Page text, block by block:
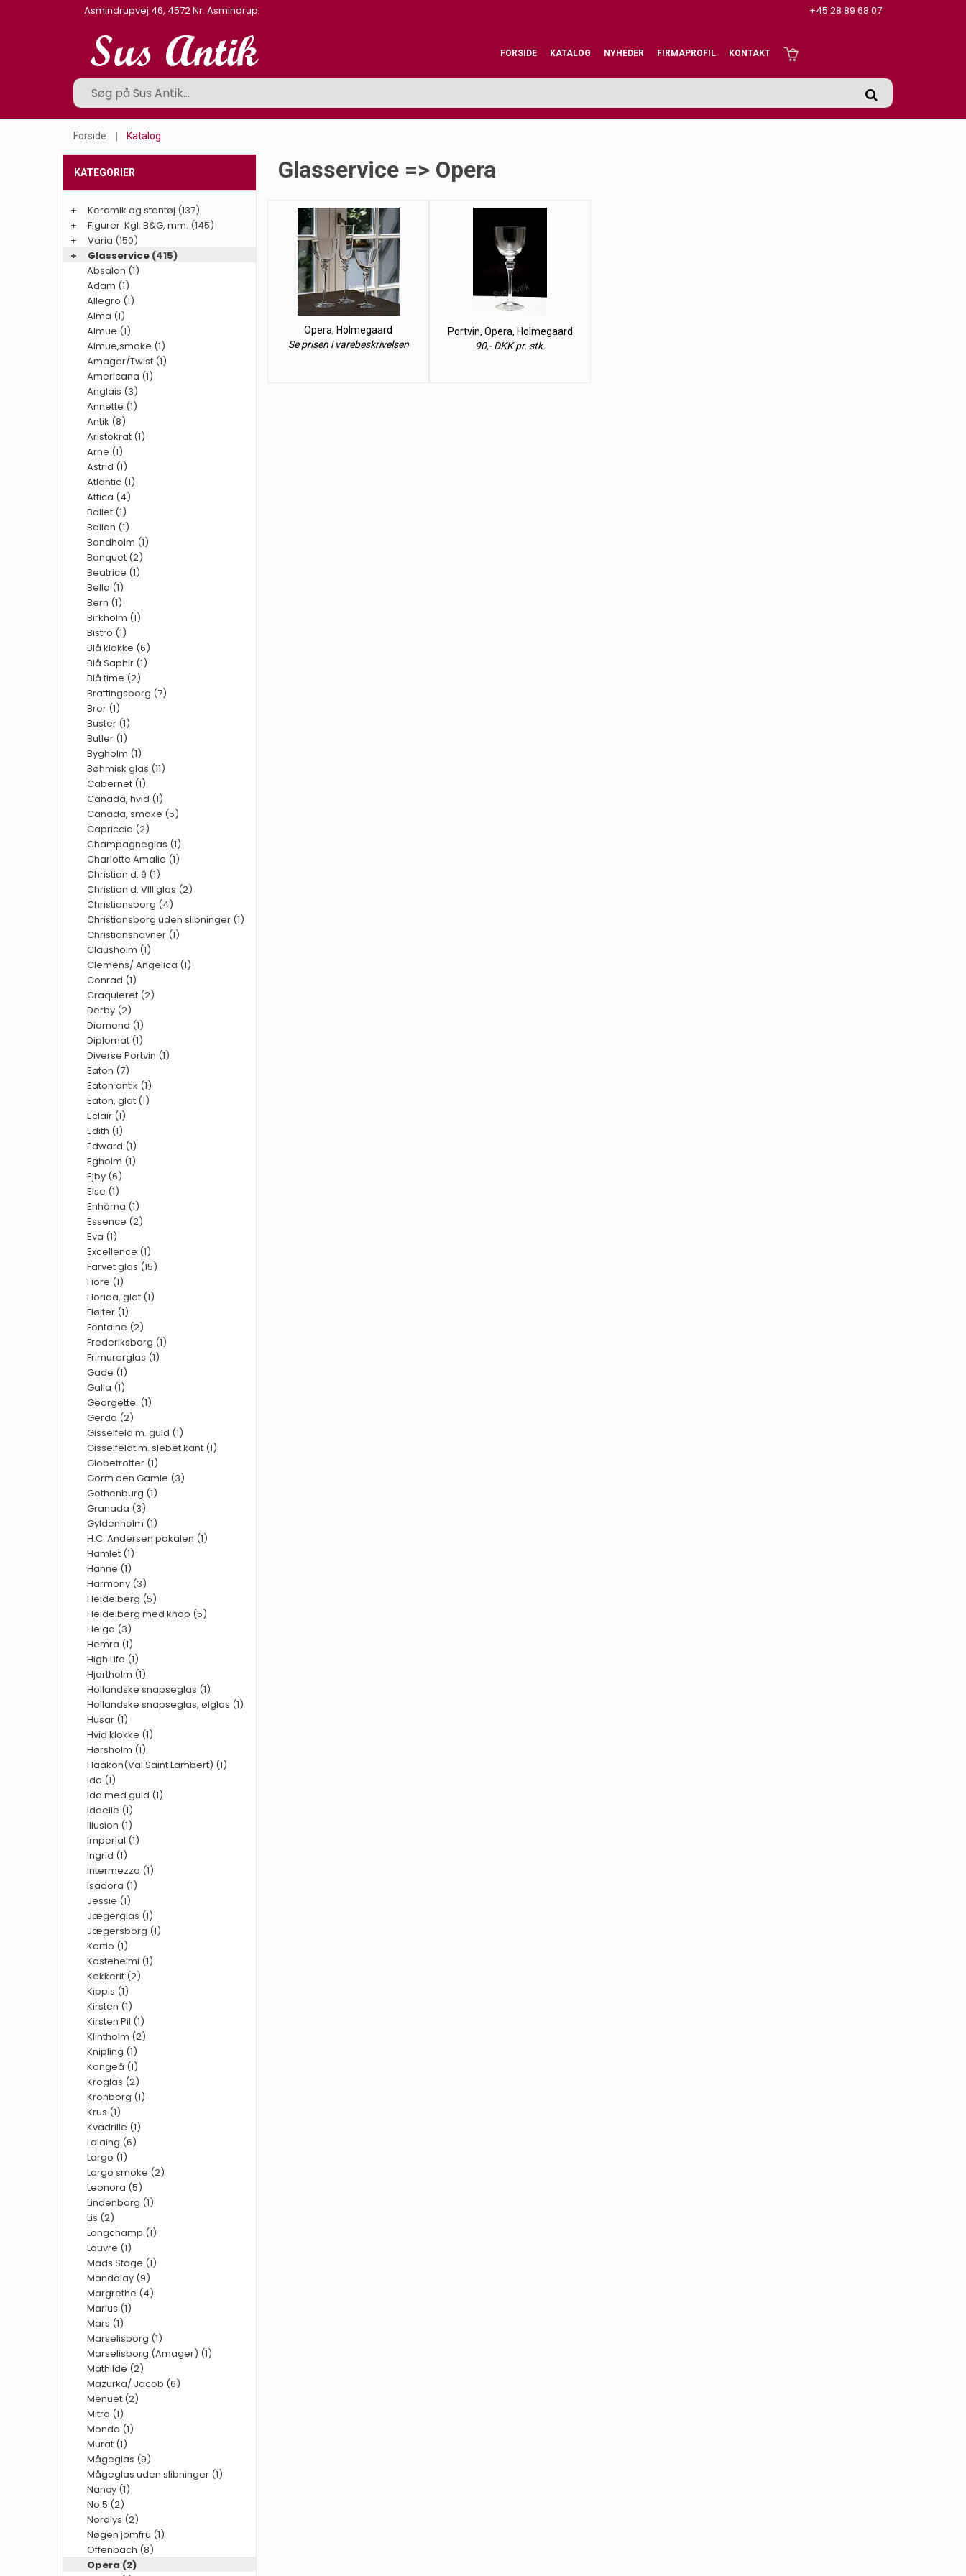
Asmindrupvej 46, 4572 Nr. Asmindrup +45 28 89 68 07
FORSIDE KATALOG NYHEDER FIRMAPROFIL KONTAKT
Forside Katalog
Glasservice => Opera
Opera, Holmegaard
Se prisen i varebeskrivelsen
Portvin, Opera, Holmegaard
90,- DKK pr. stk.
KATEGORIER
+ Keramik og stentøj (137)
+
Figurer. Kgl. B&G, mm. (145)
+
Varia (150)
+
Glasservice (415)
Absalon (1)
Adam (1)
Allegro (1)
Alma (1)
Almue (1)
Almue,smoke (1)
Amager/Twist (1)
Americana (1)
Anglais (3)
Annette (1)
Antik (8)
Aristokrat (1)
Arne (1)
Astrid (1)
Atlantic (1)
Attica (4)
Ballet (1)
Ballon (1)
Bandholm (1)
Banquet (2)
Beatrice (1)
Bella (1)
Bern (1)
Birkholm (1)
Bistro (1)
Blå klokke (6)
Blå Saphir (1)
Blå time (2)
Brattingsborg (7)
Bror (1)
Buster (1)
Butler (1)
Bygholm (1)
Bøhmisk glas (11)
Cabernet (1)
Canada, hvid (1)
Canada, smoke (5)
Capriccio (2)
Champagneglas (1)
Charlotte Amalie (1)
Christian d. 9 (1)
Christian d. VIII glas (2)
Christiansborg (4)
Christiansborg uden slibninger (1)
Christianshavner (1)
Clausholm (1)
Clemens/ Angelica (1)
Conrad (1)
Craquleret (2)
Derby (2)
Diamond (1)
Diplomat (1)
Diverse Portvin (1)
Eaton (7)
Eaton antik (1)
Eaton, glat (1)
Eclair (1)
Edith (1)
Edward (1)
Egholm (1)
Ejby (6)
Else (1)
Enhörna (1)
Essence (2)
Eva (1)
Excellence (1)
Farvet glas (15)
Fiore (1)
Florida, glat (1)
Fløjter (1)
Fontaine (2)
Frederiksborg (1)
Frimurerglas (1)
Gade (1)
Galla (1)
Georgette. (1)
Gerda (2)
Gisselfeld m. guld (1)
Gisselfeldt m. slebet kant (1)
Globetrotter (1)
Gorm den Gamle (3)
Gothenburg (1)
Granada (3)
Gyldenholm (1)
H.C. Andersen pokalen (1)
Hamlet (1)
Hanne (1)
Harmony (3)
Heidelberg (5)
Heidelberg med knop (5)
Helga (3)
Hemra (1)
High Life (1)
Hjortholm (1)
Hollandske snapseglas (1)
Hollandske snapseglas, ølglas (1)
Husar (1)
Hvid klokke (1)
Hørsholm (1)
Haakon(Val Saint Lambert) (1)
Ida (1)
Ida med guld (1)
Ideelle (1)
Illusion (1)
Imperial (1)
Ingrid (1)
Intermezzo (1)
Isadora (1)
Jessie (1)
Jægerglas (1)
Jægersborg (1)
Kartio (1)
Kastehelmi (1)
Kekkerit (2)
Kippis (1)
Kirsten (1)
Kirsten Pil (1)
Klintholm (2)
Knipling (1)
Kongeå (1)
Kroglas (2)
Kronborg (1)
Krus (1)
Kvadrille (1)
Lalaing (6)
Largo (1)
Largo smoke (2)
Leonora (5)
Lindenborg (1)
Lis (2)
Longchamp (1)
Louvre (1)
Mads Stage (1)
Mandalay (9)
Margrethe (4)
Marius (1)
Mars (1)
Marselisborg (1)
Marselisborg (Amager) (1)
Mathilde (2)
Mazurka/ Jacob (6)
Menuet (2)
Mitro (1)
Mondo (1)
Murat (1)
Mågeglas (9)
Mågeglas uden slibninger (1)
Nancy (1)
No.5 (2)
Nordlys (2)
Nøgen jomfru (1)
Offenbach (8)
Opera (2)